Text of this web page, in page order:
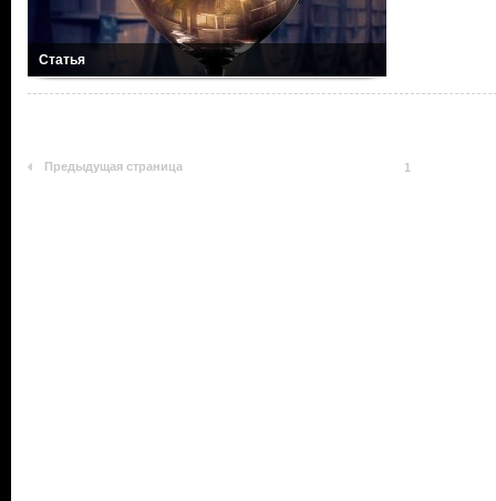
Статья
Предыдущая страница 1